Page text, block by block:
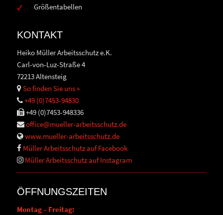
Größentabellen
KONTAKT
Heiko Müller Arbeitsschutz e.K.
Carl-von-Luz-Straße 4
72213 Altensteig
So finden Sie uns »
+49 (0)7453-94830
+49 (0)7453-948336
office@mueller-arbeitsschutz.de
www.mueller-arbeitsschutz.de
Müller Arbeitsschutz auf Facebook
Müller Arbeitsschutz auf Instagram
ÖFFNUNGSZEITEN
Montag – Freitag: